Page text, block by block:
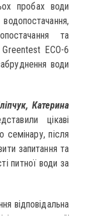
пробах води
та
ECO-6
води
Катерина
цікаві
семінару, після
запитання та
питної води за
відповідальна